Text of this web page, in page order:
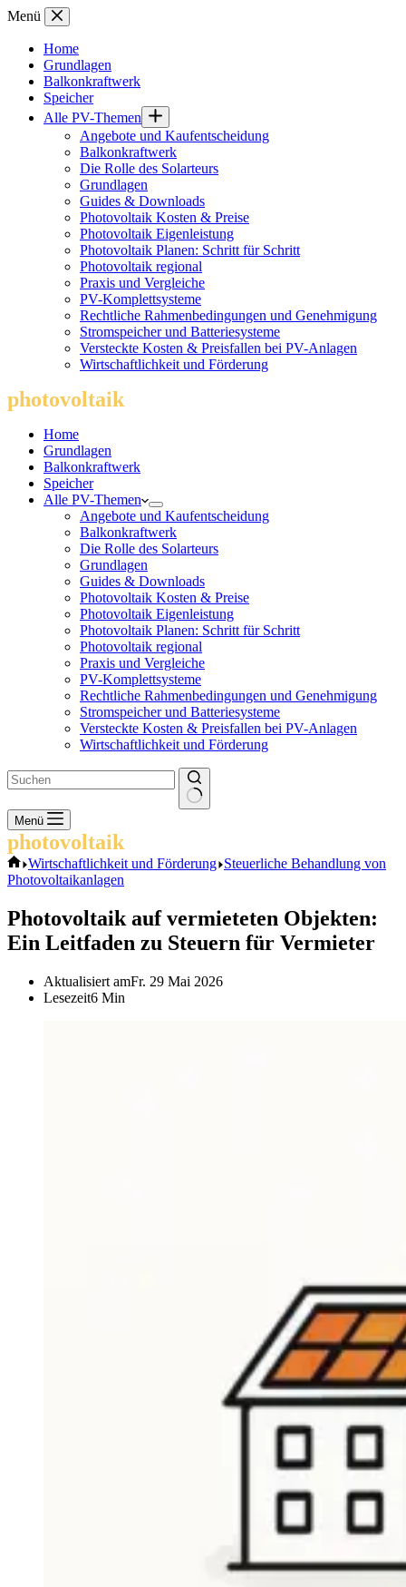
Zum
springen
Menü
Home
Grundlagen
Balkonkraftwerk
Speicher
Alle PV-Themen
Angebote und Kaufentscheidung
Balkonkraftwerk
Die Rolle des Solarteurs
Grundlagen
Guides & Downloads
Photovoltaik Kosten & Preise
Photovoltaik Eigenleistung
Photovoltaik Planen: Schritt für Schritt
Photovoltaik regional
Praxis und Vergleiche
PV-Komplettsysteme
Rechtliche Rahmenbedingungen und Genehmigung
Stromspeicher und Batteriesysteme
Versteckte Kosten & Preisfallen bei PV-Anlagen
Wirtschaftlichkeit und Förderung
photovoltaik
Home
Grundlagen
Balkonkraftwerk
Speicher
Alle PV-Themen
Angebote und Kaufentscheidung
Balkonkraftwerk
Die Rolle des Solarteurs
Grundlagen
Guides & Downloads
Photovoltaik Kosten & Preise
Photovoltaik Eigenleistung
Photovoltaik Planen: Schritt für Schritt
Photovoltaik regional
Praxis und Vergleiche
PV-Komplettsysteme
Rechtliche Rahmenbedingungen und Genehmigung
Stromspeicher und Batteriesysteme
Versteckte Kosten & Preisfallen bei PV-Anlagen
Wirtschaftlichkeit und Förderung
Keine
Ergebnisse
Menü
photovoltaik
Start
Wirtschaftlichkeit und Förderung Steuerliche Behandlung von
Photovoltaikanlagen
Photovoltaik auf vermieteten Objekten:
Ein Leitfaden zu Steuern für Vermieter
Aktualisiert amFr. 29 Mai 2026
Lesezeit6 Min